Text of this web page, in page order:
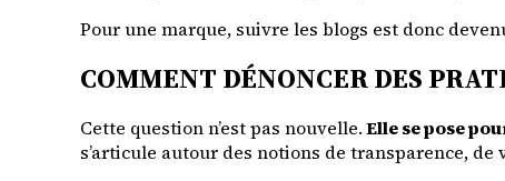
Pour une marque, suivre les blogs est donc
COMMENT DÉNONCER DES
Cette question n’est pas nouvelle.Elle se pose
s’articule autour des notions de transparence, de